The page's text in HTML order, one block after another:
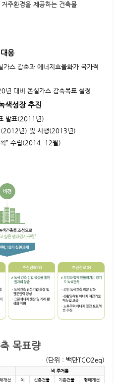
주환경을 제공하는 건축물
응
가스 감축과 에너지효율화가 국가적
년 대비 온실가스 감축목표 설정
색성장 추진
발표(2011년)
(2012년) 및 시행(2013년)
획” 수립(2014. 12월)
목표량
(단위 : 백만TCO2eq)
비 주거용
개선 계 신축건물 기존건물
형태개선